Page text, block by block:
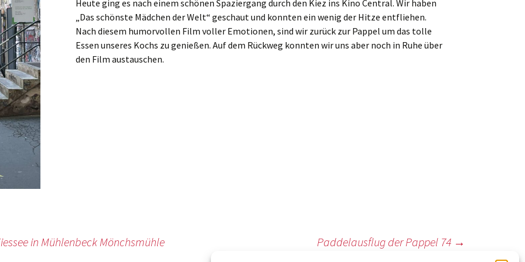
Heute ging es nach einem schönen Spaziergang durch den Kiez ins Kino Central. Wir haben
„Das schönste Mädchen der Welt“ geschaut und konnten ein wenig der Hitze entfliehen.
Nach diesem humorvollen Film voller Emotionen, sind wir zurück zur Pappel um das tolle
Essen unseres Kochs zu genießen. Auf dem Rückweg konnten wir uns aber noch in Ruhe über
den Film austauschen.
in Mühlenbeck Mönchsmühle Paddelausflug der Pappel 74 →